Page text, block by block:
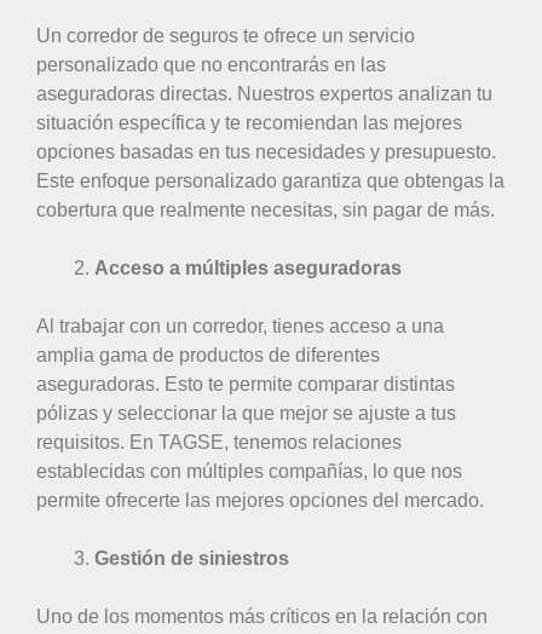
Un corredor de seguros te ofrece un servicio
personalizado que no encontrarás en las
aseguradoras directas. Nuestros expertos analizan tu
situación específica y te recomiendan las mejores
opciones basadas en tus necesidades y presupuesto.
Este enfoque personalizado garantiza que obtengas la
cobertura que realmente necesitas, sin pagar de más.
Acceso a múltiples aseguradoras
Al trabajar con un corredor, tienes acceso a una
amplia gama de productos de diferentes
aseguradoras. Esto te permite comparar distintas
pólizas y seleccionar la que mejor se ajuste a tus
requisitos. En TAGSE, tenemos relaciones
establecidas con múltiples compañías, lo que nos
permite ofrecerte las mejores opciones del mercado.
Gestión de siniestros
Uno de los momentos más críticos en la relación con